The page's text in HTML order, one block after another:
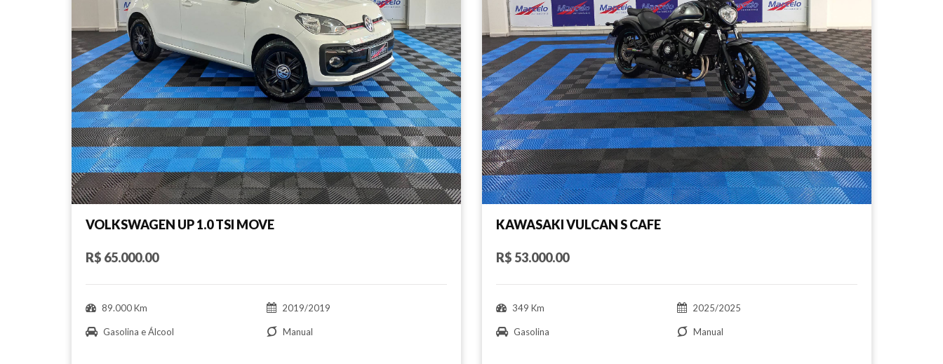
VOLKSWAGEN UP 1.0 TSI MOVE
R$ 65.000.00
89.000 Km 2019/2019
Gasolina e Álcool Manual
KAWASAKI VULCAN S CAFE
R$ 53.000.00
349 Km 2025/2025
Gasolina Manual